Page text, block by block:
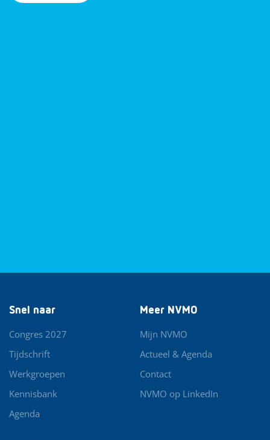
Snel naar
Congres 2027
Tijdschrift
Werkgroepen
Kennisbank
Agenda
Meer NVMO
Mijn NVMO
Actueel & Agenda
Contact
NVMO op LinkedIn